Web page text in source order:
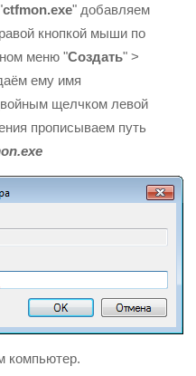
ctfmon.exe" добавляем
кнопкой мыши по
меню "Создать" >
ему имя
щелчком левой
прописываем путь
компьютер.